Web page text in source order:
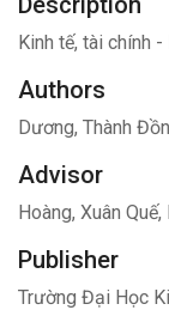
Kinh tế, tài chính -
Authors
Dương, Thành
Advisor
Hoàng, Xuân Quế,
Publisher
Trường Đại Học